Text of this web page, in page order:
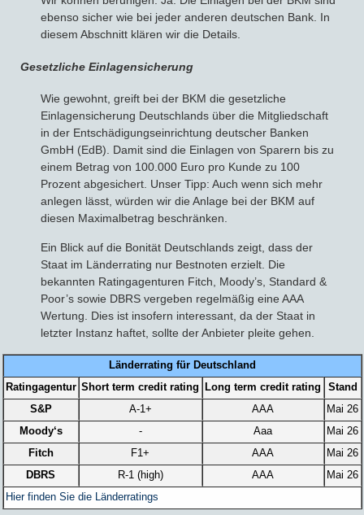
ebenso sicher wie bei jeder anderen deutschen Bank. In
diesem Abschnitt klären wir die Details.
Gesetzliche Einlagensicherung
Wie gewohnt, greift bei der BKM die gesetzliche
Einlagensicherung Deutschlands über die Mitgliedschaft
in der Entschädigungseinrichtung deutscher Banken
GmbH (EdB). Damit sind die Einlagen von Sparern bis zu
einem Betrag von 100.000 Euro pro Kunde zu 100
Prozent abgesichert. Unser Tipp: Auch wenn sich mehr
anlegen lässt, würden wir die Anlage bei der BKM auf
diesen Maximalbetrag beschränken.
Ein Blick auf die Bonität Deutschlands zeigt, dass der
Staat im Länderrating nur Bestnoten erzielt. Die
bekannten Ratingagenturen Fitch, Moody’s, Standard &
Poor’s sowie DBRS vergeben regelmäßig eine AAA
Wertung. Dies ist insofern interessant, da der Staat in
letzter Instanz haftet, sollte der Anbieter pleite gehen.
Länderrating für Deutschland
Ratingagentur Short term credit rating Long term credit rating
Stand
S&P
A-1+ AAA
Mai 26
Moody‘s
- Aaa
Mai 26
Fitch
F1+ AAA
Mai 26
DBRS
R-1 (high) AAA
Mai 26
Hier finden Sie die Länderratings